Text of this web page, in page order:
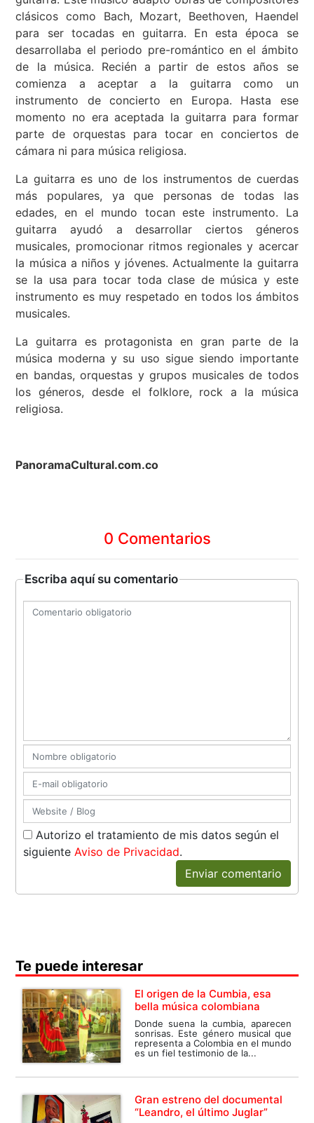
clásicos como Bach, Mozart, Beethoven, Haendel
para ser tocadas en guitarra. En esta época se
desarrollaba el periodo pre-romántico en el ámbito
de la música. Recién a partir de estos años se
comienza a aceptar a la guitarra como un
instrumento de concierto en Europa. Hasta ese
momento no era aceptada la guitarra para formar
parte de orquestas para tocar en conciertos de
cámara ni para música religiosa.
La guitarra es uno de los instrumentos de cuerdas
más populares, ya que personas de todas las
edades, en el mundo tocan este instrumento. La
guitarra ayudó a desarrollar ciertos géneros
musicales, promocionar ritmos regionales y acercar
la música a niños y jóvenes. Actualmente la guitarra
se la usa para tocar toda clase de música y este
instrumento es muy respetado en todos los ámbitos
musicales.
La guitarra es protagonista en gran parte de la
música moderna y su uso sigue siendo importante
en bandas, orquestas y grupos musicales de todos
los géneros, desde el folklore, rock a la música
religiosa.
PanoramaCultural.com.co
0 Comentarios
Escriba aquí su comentario
Autorizo el tratamiento de mis datos según el
siguienteAviso de Privacidad.
Enviar comentario
Te puede interesar
El origen de la Cumbia, esa
bella música colombiana
Donde suena la cumbia, aparecen
sonrisas. Este género musical que
representa a Colombia en el mundo
es un fiel testimonio de la...
Gran estreno del documental
“Leandro, el último Juglar”